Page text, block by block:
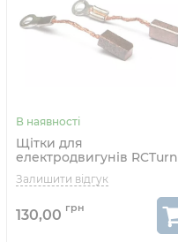
Щітки для
електродвигунів RCTurn
540 змінні 2шт комплект
130,00